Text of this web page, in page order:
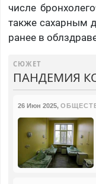
числе
также сахарным
ранее в
СЮЖЕТ
ПАНДЕМИЯ
26 Июн 2025,